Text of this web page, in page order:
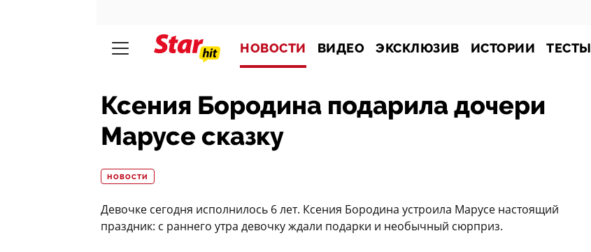
НОВОСТИ ВИДЕО ЭКСКЛЮЗИВ ИСТОРИИ ТЕСТЫ
Ксения Бородина подарила дочери
Марусе сказку
НОВОСТИ
Девочке сегодня исполнилось 6 лет. Ксения Бородина устроила Марусе настоящий
праздник: с раннего утра девочку ждали подарки и необычный сюрприз.